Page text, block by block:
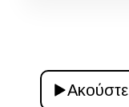
Ακούστε